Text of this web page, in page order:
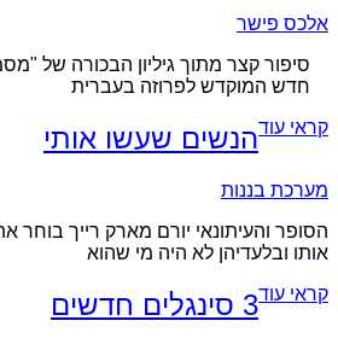
אלכס פישר
סיפור קצר מתוך גיליון הבכורה של
חדש המוקדש לפרוזה בעברית
קראי עודהנשים שעשו אותי
מערכת בננות
הסופר והעיתונאי יורם מארק רייך
אותו ובלעדיהן לא היה מי שהוא
קראי עוד3 סינגלים חדשים